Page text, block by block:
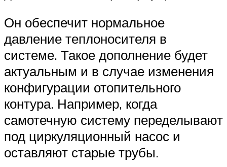
Он обеспечит нормальное
давление теплоносителя в
системе. Такое дополнение будет
актуальным и в случае изменения
конфигурации отопительного
контура. Например, когда
самотечную систему переделывают
под циркуляционный насос и
оставляют старые трубы.